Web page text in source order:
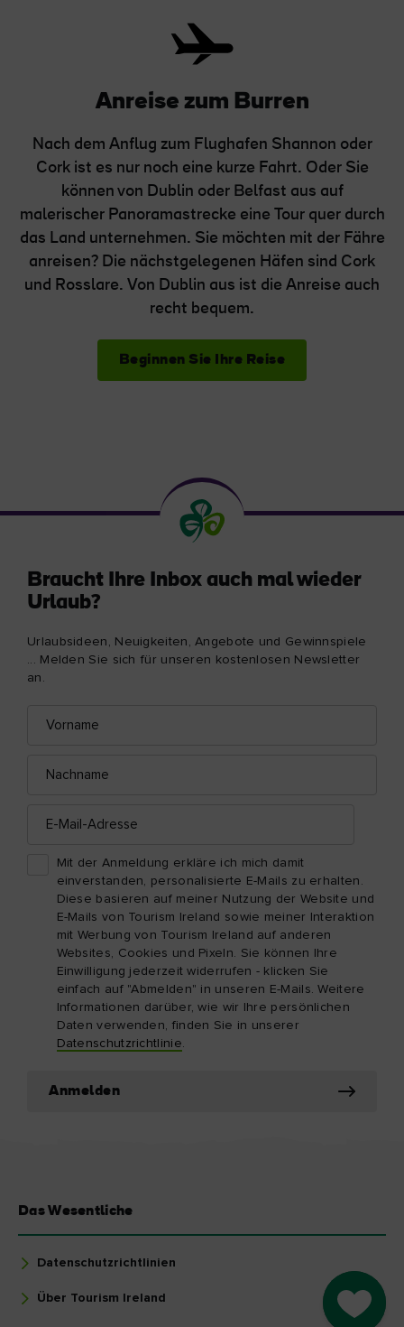
Go to
Anreise zum Burren
Nach dem Anflug zum Flughafen Shannon oder
Cork ist es nur noch eine kurze Fahrt. Oder Sie
können von Dublin oder Belfast aus auf
malerischer Panoramastrecke eine Tour quer durch
das Land unternehmen. Sie möchten mit der Fähre
anreisen? Die nächstgelegenen Häfen sind Cork
und Rosslare. Von Dublin aus ist die Anreise auch
recht bequem.
Beginnen Sie Ihre Reise
Braucht Ihre Inbox auch mal wieder
Urlaub?
Urlaubsideen, Neuigkeiten, Angebote und Gewinnspiele
... Melden Sie sich für unseren kostenlosen Newsletter
an.
Mail-
Mail-
Mit der Anmeldung erkläre ich mich damit
einverstanden, personalisierte E-Mails zu erhalten.
Diese basieren auf meiner Nutzung der Website und
E-Mails von Tourism Ireland sowie meiner Interaktion
mit Werbung von Tourism Ireland auf anderen
Websites, Cookies und Pixeln. Sie können Ihre
Einwilligung jederzeit widerrufen - klicken Sie
einfach auf "Abmelden" in unseren E-Mails. Weitere
Informationen darüber, wie wir Ihre persönlichen
Daten verwenden, finden Sie in unserer
Datenschutzrichtlinie.
Anmelden
Das Wesentliche
Datenschutzrichtlinien
Über Tourism Ireland